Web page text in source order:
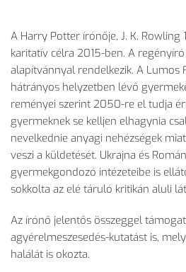
A Harry Potter írónője, J. K.
karitatív célra 2015-ben. A
alapítvánnyal rendelkezik. A Lumos
hátrányos helyzetben lévő
reményei szerint 2050-re el tudja
gyermeknek se kelljen elhagynia
nevelkednie anyagi nehézségek
veszi a küldetését. Ukrajna és
gyermekgondozó intézeteibe is
sokkolta az elé táruló kritikán aluli
Az írónő jelentős összeggel
agyérelmeszesedés-kutatást is,
halálát is okozta.